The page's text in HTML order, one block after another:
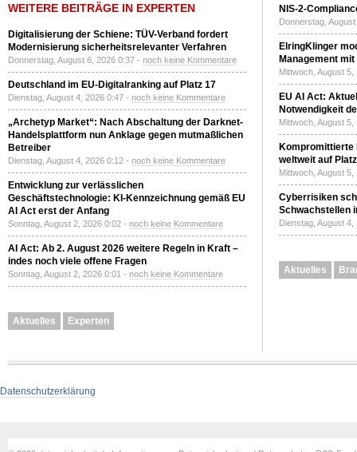
WEITERE BEITRÄGE IN EXPERTEN
Digitalisierung der Schiene: TÜV-Verband fordert
Modernisierung sicherheitsrelevanter Verfahren
Donnerstag, August 6, 2026 0:37 - noch keine Kommentare
Deutschland im EU-Digitalranking auf Platz 17
Dienstag, August 4, 2026 0:47 - noch keine Kommentare
„Archetyp Market“: Nach Abschaltung der Darknet-
Handelsplattform nun Anklage gegen mutmaßlichen
Betreiber
Dienstag, August 4, 2026 0:12 - noch keine Kommentare
Entwicklung zur verlässlichen
Geschäftstechnologie: KI-Kennzeichnung gemäß EU
AI Act erst der Anfang
Sonntag, August 2, 2026 0:02 - noch keine Kommentare
AI Act: Ab 2. August 2026 weitere Regeln in Kraft –
indes noch viele offene Fragen
Sonntag, August 2, 2026 0:01 - noch keine Kommentare
Aktuelles Experten
NIS-2-
Donnerstag,
ElringKlinger
Management
Mittwoch, August
EU AI Act:
Notwendigkeit
Mittwoch, August
Kompromittierte
weltweit auf
Mittwoch, August
Cyberrisiken
Schwachstellen
Dienstag, August
Aktuelles
Datenschutzerklärung